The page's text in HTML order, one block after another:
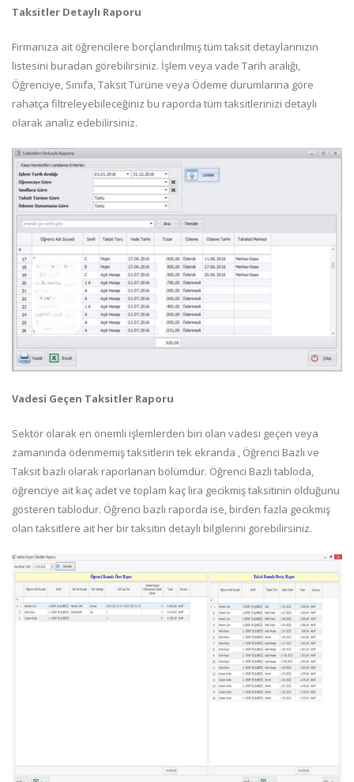
Taksitler Detaylı Raporu
Firmanıza ait öğrencilere borçlandırılmış tüm taksit detaylarınızın
listesini buradan görebilirsiniz. İşlem veya vade Tarih aralığı,
Öğrenciye, Sınıfa, Taksit Türüne veya Ödeme durumlarına göre
rahatça filtreleyebileceğiniz bu raporda tüm taksitlerinizi detaylı
olarak analiz edebilirsiniz.
Vadesi Geçen Taksitler Raporu
Sektör olarak en önemli işlemlerden biri olan vadesi geçen veya
zamanında ödenmemiş taksitlerin tek ekranda , Öğrenci Bazlı ve
Taksit bazlı olarak raporlanan bölümdür. Öğrenci Bazlı tabloda,
öğrenciye ait kaç adet ve toplam kaç lira gecikmiş taksitinin olduğunu
gösteren tablodur. Öğrenci bazlı raporda ise, birden fazla gecikmiş
olan taksitlere ait her bir taksitin detaylı bilgilerini görebilirsiniz.